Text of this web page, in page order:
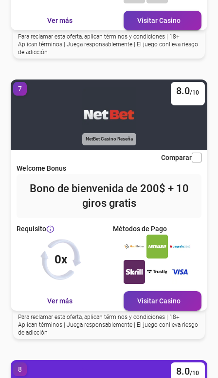
Visitar Casino
Ver más
Para reclamar esta oferta, aplican términos y condiciones | 18+
Aplican términos | Juega responsablemente | El juego conlleva riesgo
de adicción
7
NetBet Casino Reseña
8.0/10
Welcome Bonus
Bono de bienvenida de 200$ + 10
giros gratis
Métodos de Pago
Requisito
0x
Comparar
Visitar Casino
Ver más
Para reclamar esta oferta, aplican términos y condiciones | 18+
Aplican términos | Juega responsablemente | El juego conlleva riesgo
de adicción
8 8.0/10